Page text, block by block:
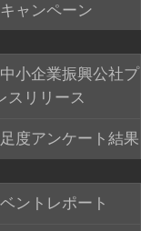
キャンペーン
小企業振興公社プ
スリリース
度アンケート結果
ントレポート